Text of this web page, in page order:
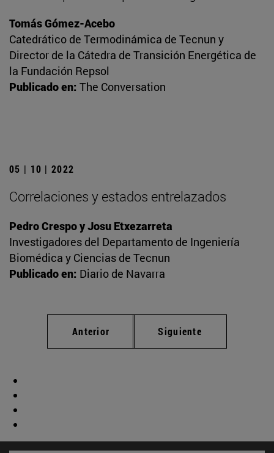
Tomás Gómez-Acebo
Catedrático de Termodinámica de Tecnun y
Director de la Cátedra de Transición Energética de
la Fundación Repsol
Publicado en: The Conversation
05 | 10 | 2022
Correlaciones y estados entrelazados
Pedro Crespo y Josu Etxezarreta
Investigadores del Departamento de Ingeniería
Biomédica y Ciencias de Tecnun
Publicado en: Diario de Navarra
Anterior Siguiente